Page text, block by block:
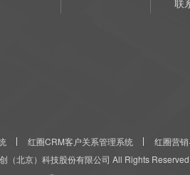
红圈CRM客户关系管理系统
红圈营
（北京）科技股份有限公司 All Rights